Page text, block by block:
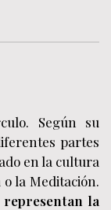
Según su
partes
en la cultura
la Meditación.
la